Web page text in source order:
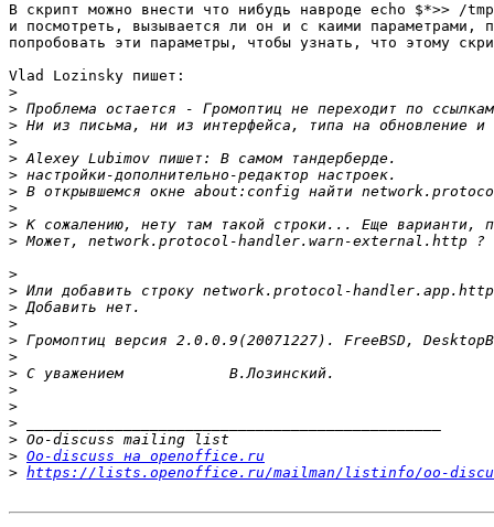
В скрипт можно внести что нибудь навроде echo $*>> /
и посмотреть, вызывается ли он и с каими параметрами,
попробовать эти параметры, чтобы узнать, что этому
Vlad Lozinsky пишет:
>
>
>
>
>
>
>
>
>
>
>
>
>
>
>
>
>
>
>
>
>
> Oo-discuss на openoffice.ru
> https://lists.openoffice.ru/mailman/listinfo/oo-